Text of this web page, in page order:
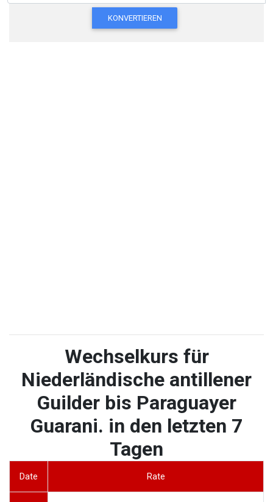
KONVERTIEREN
Wechselkurs für
Niederländische antillener
Guilder bis Paraguayer
Guarani. in den letzten 7
Tagen
Date Rate